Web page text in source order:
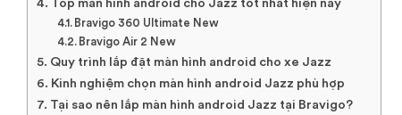
Bravigo 360 Ultimate New
Bravigo Air 2 New
Quy trình lắp đặt màn hình android cho xe Jazz
Kinh nghiệm chọn màn hình android Jazz phù hợp
Tại sao nên lắp màn hình android Jazz tại Bravigo?